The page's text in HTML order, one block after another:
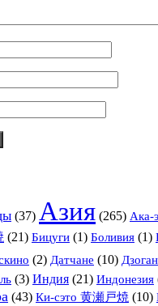
(37) Азия (265) Ака-э
(21) Бицуги (1) Боливия (1)
(2) Датчане (10) Дзоган
(3) Индия (21) Индонезия
(43) Ки-сэто 黄瀬戸焼 (10)